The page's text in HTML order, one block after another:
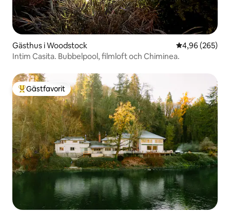
Gästhus i Woodstock 4,96 av 5 i
4,96 (265)
Intim Casita. Bubbelpool, filmloft och Chiminea.
Populär gästfavorit
Gästfavorit